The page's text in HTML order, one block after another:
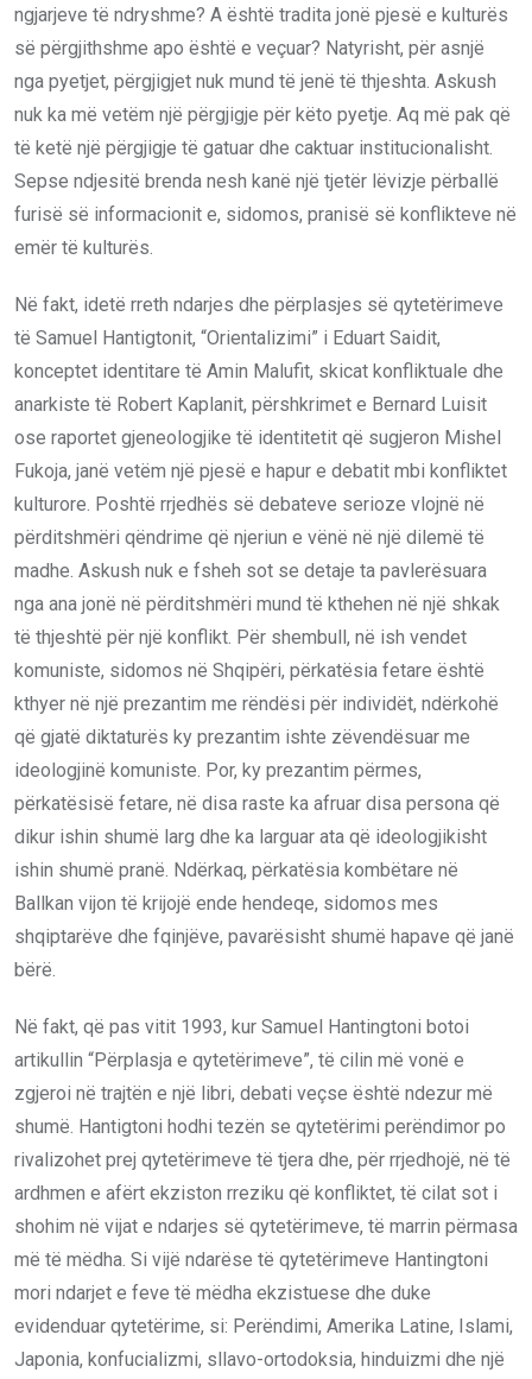
ngjarjeve të ndryshme? A është tradita jonë pjesë e kulturës
së përgjithshme apo është e veçuar? Natyrisht, për asnjë
nga pyetjet, përgjigjet nuk mund të jenë të thjeshta. Askush
nuk ka më vetëm një përgjigje për këto pyetje. Aq më pak që
të ketë një përgjigje të gatuar dhe caktuar institucionalisht.
Sepse ndjesitë brenda nesh kanë një tjetër lëvizje përballë
furisë së informacionit e, sidomos, pranisë së konflikteve në
emër të kulturës.
Në fakt, idetë rreth ndarjes dhe përplasjes së qytetërimeve
të Samuel Hantigtonit, “Orientalizimi” i Eduart Saidit,
konceptet identitare të Amin Malufit, skicat konfliktuale dhe
anarkiste të Robert Kaplanit, përshkrimet e Bernard Luisit
ose raportet gjeneologjike të identitetit që sugjeron Mishel
Fukoja, janë vetëm një pjesë e hapur e debatit mbi konfliktet
kulturore. Poshtë rrjedhës së debateve serioze vlojnë në
përditshmëri qëndrime që njeriun e vënë në një dilemë të
madhe. Askush nuk e fsheh sot se detaje ta pavlerësuara
nga ana jonë në përditshmëri mund të kthehen në një shkak
të thjeshtë për një konflikt. Për shembull, në ish vendet
komuniste, sidomos në Shqipëri, përkatësia fetare është
kthyer në një prezantim me rëndësi për individët, ndërkohë
që gjatë diktaturës ky prezantim ishte zëvendësuar me
ideologjinë komuniste. Por, ky prezantim përmes,
përkatësisë fetare, në disa raste ka afruar disa persona që
dikur ishin shumë larg dhe ka larguar ata që ideologjikisht
ishin shumë pranë. Ndërkaq, përkatësia kombëtare në
Ballkan vijon të krijojë ende hendeqe, sidomos mes
shqiptarëve dhe fqinjëve, pavarësisht shumë hapave që janë
bërë.
Në fakt, që pas vitit 1993, kur Samuel Hantingtoni botoi
artikullin “Përplasja e qytetërimeve”, të cilin më vonë e
zgjeroi në trajtën e një libri, debati veçse është ndezur më
shumë. Hantigtoni hodhi tezën se qytetërimi perëndimor po
rivalizohet prej qytetërimeve të tjera dhe, për rrjedhojë, në të
ardhmen e afërt ekziston rreziku që konfliktet, të cilat sot i
shohim në vijat e ndarjes së qytetërimeve, të marrin përmasa
më të mëdha. Si vijë ndarëse të qytetërimeve Hantingtoni
mori ndarjet e feve të mëdha ekzistuese dhe duke
evidenduar qytetërime, si: Perëndimi, Amerika Latine, Islami,
Japonia, konfucializmi, sllavo-ortodoksia, hinduizmi dhe një